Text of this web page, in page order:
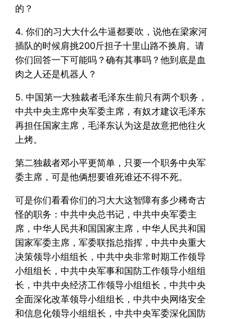
的？
4. 你们的习大大什么牛逼都要吹，说他在梁家河
插队的时候肩挑200斤担子十里山路不换肩。请
你们回答一下可能吗？确有其事吗？他到底是血
肉之人还是机器人？
5. 中国第一大独裁者毛泽东生前只有两个职务，
中共中央主席中央军委主席，有奴才建议毛泽东
再担任国家主席，毛泽东认为这是故意把他往火
上烤。
第二独裁者邓小平更简单，只要一个职务中央军
委主席，可是他俩想要谁死谁还不得不死。
可是你们看看你们的习大大这智障有多少稀奇古
怪的职务：中共中央总书记，中共中央军委主
席，中华人民共和国国家主席，中华人民共和国
国家军委主席，军委联指总指挥，中共中央重大
决策领导小组组长，中共中央非常时期工作领导
小组组长，中共中央军事和国防工作领导小组组
长，中共中央经济工作领导小组组长，中共中央
全面深化改革领导小组组长，中共中央网络安全
和信息化领导小组组长，中共中央军委深化国防